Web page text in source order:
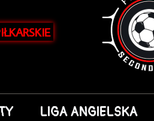
LIGA ANGIELSKA